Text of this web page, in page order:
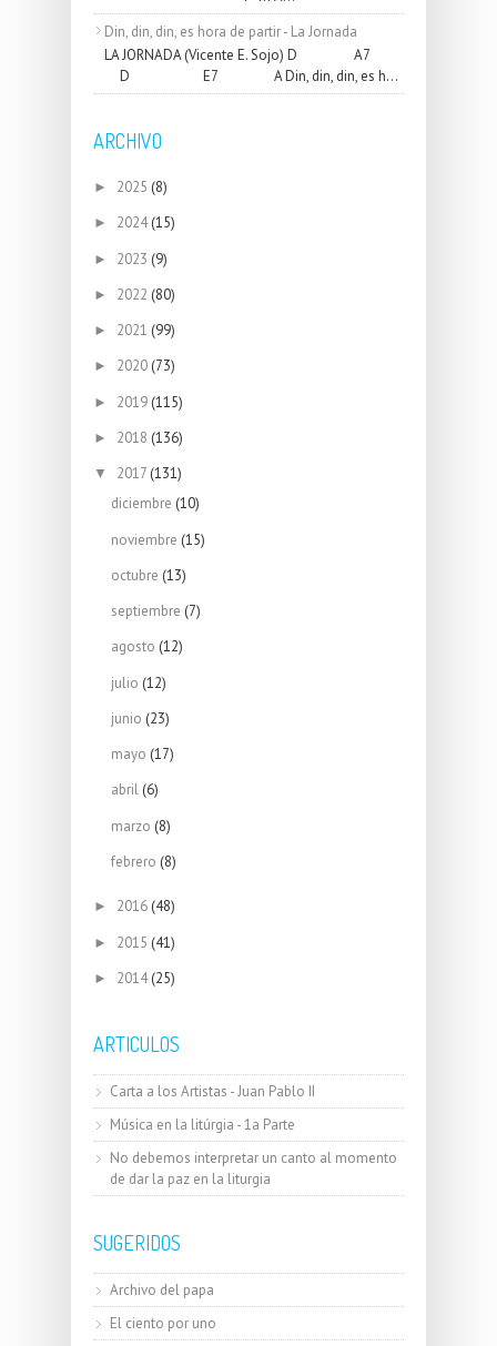
Din, din, din, es hora de partir - La Jornada
LA JORNADA (Vicente E. Sojo) D A7
D E7 A Din, din, din, es h...
ARCHIVO
► 2025 (8)
► 2024 (15)
► 2023 (9)
► 2022 (80)
► 2021 (99)
► 2020 (73)
► 2019 (115)
► 2018 (136)
▼ 2017 (131)
diciembre (10)
noviembre (15)
octubre (13)
septiembre (7)
agosto (12)
julio (12)
junio (23)
mayo (17)
abril (6)
marzo (8)
febrero (8)
► 2016 (48)
► 2015 (41)
► 2014 (25)
ARTICULOS
Carta a los Artistas - Juan Pablo II
Música en la litúrgia - 1a Parte
No debemos interpretar un canto al momento
de dar la paz en la liturgia
SUGERIDOS
Archivo del papa
El ciento por uno